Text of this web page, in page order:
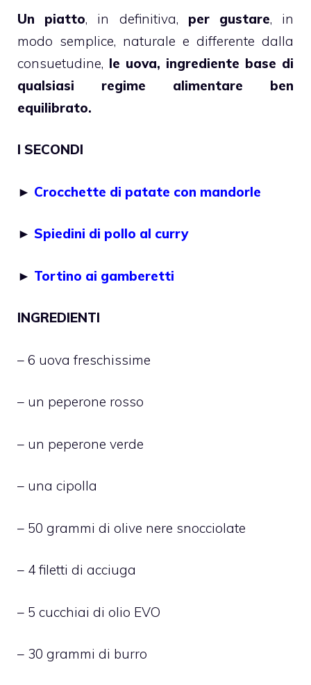
Un piatto, in definitiva, per gustare, in
modo semplice, naturale e differente dalla
consuetudine, le uova, ingrediente base di
qualsiasi regime alimentare ben
equilibrato.
I SECONDI
► Crocchette di patate con mandorle
► Spiedini di pollo al curry
► Tortino ai gamberetti
INGREDIENTI
– 6 uova freschissime
– un peperone rosso
– un peperone verde
– una cipolla
– 50 grammi di olive nere snocciolate
– 4 filetti di acciuga
– 5 cucchiai di olio EVO
– 30 grammi di burro